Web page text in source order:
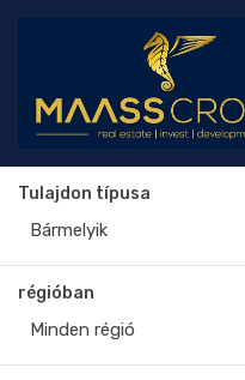
Tulajdon típusa
Bármelyik
régióban
Minden régió